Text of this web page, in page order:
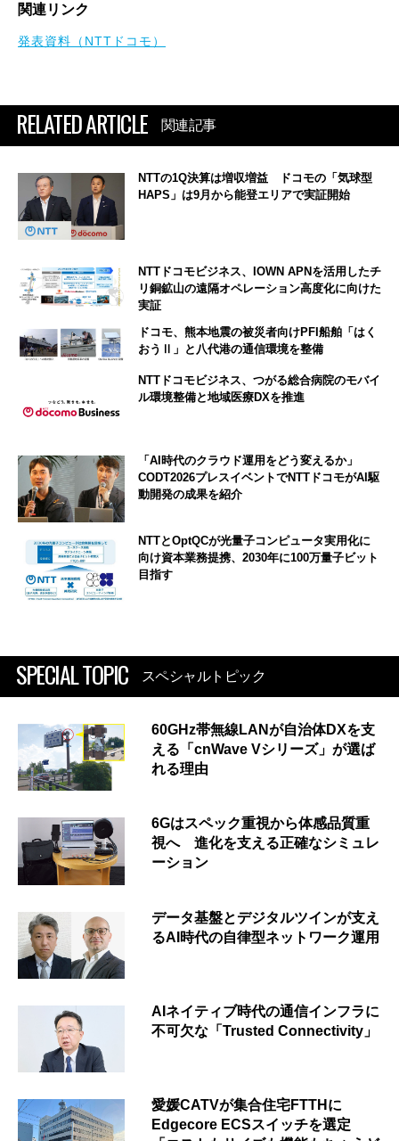
関連リンク
発表資料（NTTドコモ）
RELATED ARTICLE 関連記事
NTTの1Q決算は増収増益 ドコモの「気球型
HAPS」は9月から能登エリアで実証開始
NTTドコモビジネス、IOWN APNを活用したチ
リ銅鉱山の遠隔オペレーション高度化に向けた
実証
ドコモ、熊本地震の被災者向けPFI船舶「はく
おうⅡ」と八代港の通信環境を整備
NTTドコモビジネス、つがる総合病院のモバイ
ル環境整備と地域医療DXを推進
「AI時代のクラウド運用をどう変えるか」
CODT2026プレスイベントでNTTドコモがAI駆
動開発の成果を紹介
NTTとOptQCが光量子コンピュータ実用化に
向け資本業務提携、2030年に100万量子ビット
目指す
SPECIAL TOPIC スペシャルトピック
60GHz帯無線LANが自治体DXを支
える「cnWave Vシリーズ」が選ば
れる理由
6Gはスペック重視から体感品質重
視へ 進化を支える正確なシミュレ
ーション
データ基盤とデジタルツインが支え
るAI時代の自律型ネットワーク運用
AIネイティブ時代の通信インフラに
不可欠な「Trusted Connectivity」
愛媛CATVが集合住宅FTTHに
Edgecore ECSスイッチを選定